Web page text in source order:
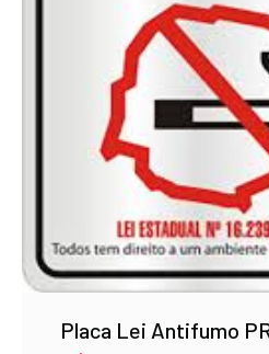
Placa Lei Antifumo